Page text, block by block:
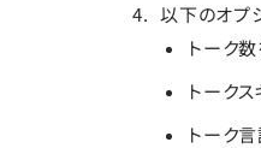
以下のオプ
トーク
トーク
トーク